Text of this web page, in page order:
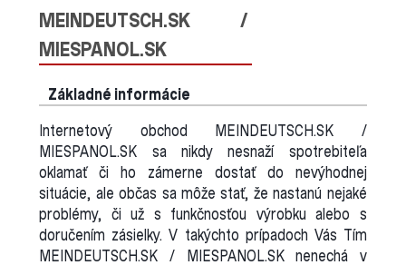
MEINDEUTSCH.SK /
MIESPANOL.SK
Základné informácie
Internetový obchod MEINDEUTSCH.SK /
MIESPANOL.SK sa nikdy nesnaží spotrebiteľa
oklamať či ho zámerne dostať do nevýhodnej
situácie, ale občas sa môže stať, že nastanú nejaké
problémy, či už s funkčnosťou výrobku alebo s
doručením zásielky. V takýchto prípadoch Vás Tím
MEINDEUTSCH.SK / MIESPANOL.SK nenechá v